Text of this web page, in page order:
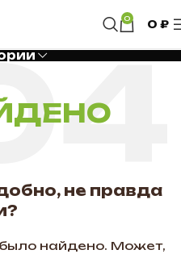
0 0 ₽
не правда
было найдено. Может,